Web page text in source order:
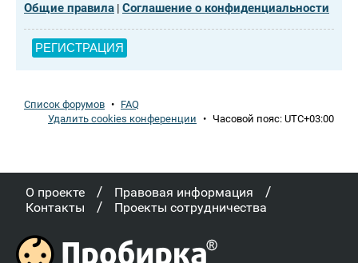
Общие правила | Соглашение о конфиденциальности
РЕГИСТРАЦИЯ
Список форумов • FAQ
Удалить cookies конференции • Часовой пояс: UTC+03:00
О проекте / Правовая информация /
Контакты / Проекты сотрудничества